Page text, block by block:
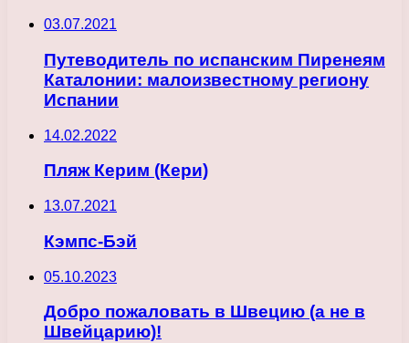
03.07.2021
Путеводитель по испанским Пиренеям
Каталонии: малоизвестному региону
Испании
14.02.2022
Пляж Керим (Кери)
13.07.2021
Кэмпс-Бэй
05.10.2023
Добро пожаловать в Швецию (а не в
Швейцарию)!